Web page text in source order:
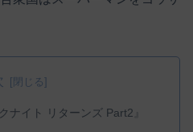
ナイト リターンズ Part2』